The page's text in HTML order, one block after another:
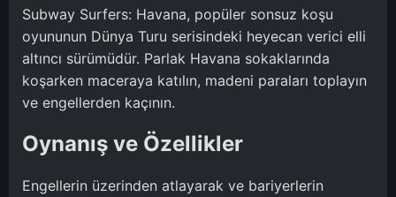
Subway Surfers: Havana, popüler sonsuz koşu
oyununun Dünya Turu serisindeki heyecan verici elli
altıncı sürümüdür. Parlak Havana sokaklarında
koşarken maceraya katılın, madeni paraları toplayın
ve engellerden kaçının.
Oynanış ve Özellikler
Engellerin üzerinden atlayarak ve bariyerlerin